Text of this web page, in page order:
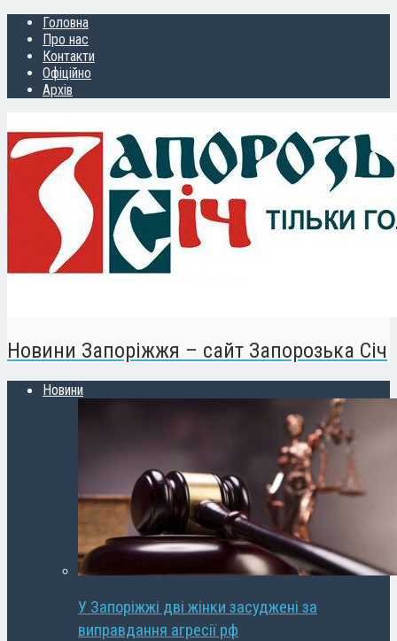
Головна
Про нас
Контакти
Офіційно
Архів
Новини Запоріжжя – сайт Запорозька Січ
Новини
У Запоріжжі дві жінки засуджені за
виправдання агресії рф